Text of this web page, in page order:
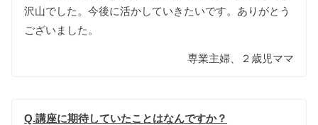
沢山でした。今後に活かしていきたいです。ありがとう
ございました。
専業主婦、２歳児ママ
Q.講座に期待していたことはなんですか？